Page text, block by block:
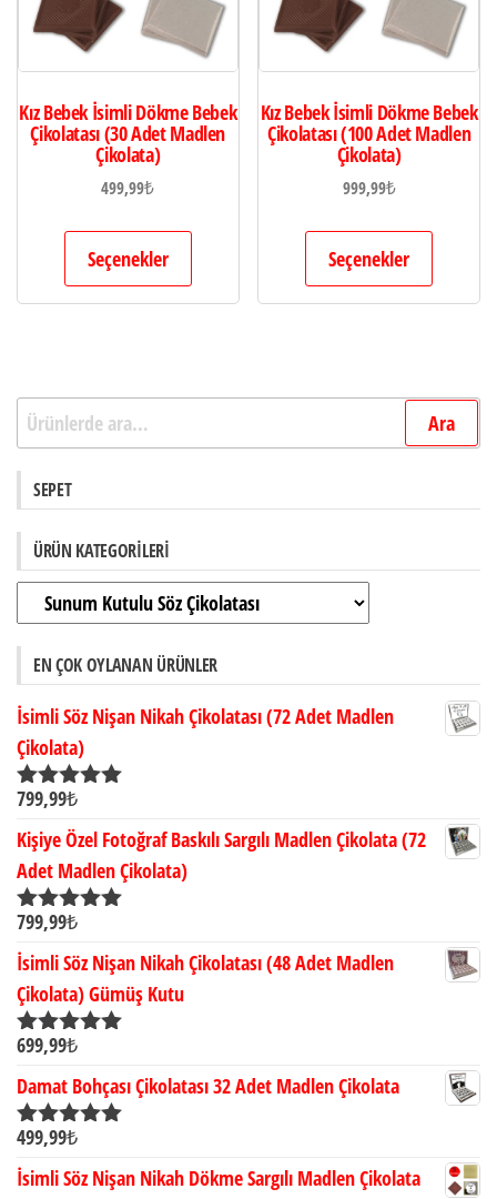
Kız Bebek İsimli Dökme Bebek
Çikolatası (30 Adet Madlen
Çikolata)
499,99₺
Seçenekler
Kız Bebek İsimli Dökme Bebek
Çikolatası (100 Adet Madlen
Çikolata)
999,99₺
Seçenekler
Ara: Ara
SEPET
ÜRÜN KATEGORILERI
EN ÇOK OYLANAN ÜRÜNLER
İsimli Söz Nişan Nikah Çikolatası (72 Adet Madlen
Çikolata)
5 üzerinden
799,99₺
Kişiye Özel Fotoğraf Baskılı Sargılı Madlen Çikolata (72
Adet Madlen Çikolata)
5 üzerinden
799,99₺
İsimli Söz Nişan Nikah Çikolatası (48 Adet Madlen
Çikolata) Gümüş Kutu
5 üzerinden
699,99₺
Damat Bohçası Çikolatası 32 Adet Madlen Çikolata
5 üzerinden
499,99₺
İsimli Söz Nişan Nikah Dökme Sargılı Madlen Çikolata